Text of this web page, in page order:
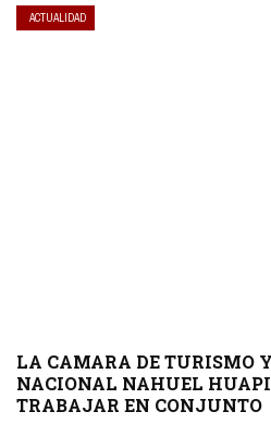
ACTUALIDAD
LA CAMARA DE TURISMO
NACIONAL NAHUEL HUAPI
TRABAJAR EN CONJUNTO